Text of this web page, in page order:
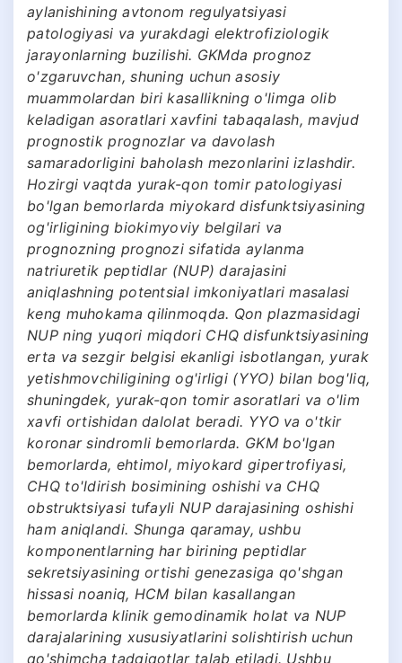
aylanishining avtonom regulyatsiyasi
patologiyasi va yurakdagi elektrofiziologik
jarayonlarning buzilishi. GKMda prognoz
o'zgaruvchan, shuning uchun asosiy
muammolardan biri kasallikning o'limga olib
keladigan asoratlari xavfini tabaqalash, mavjud
prognostik prognozlar va davolash
samaradorligini baholash mezonlarini izlashdir.
Hozirgi vaqtda yurak-qon tomir patologiyasi
bo'lgan bemorlarda miyokard disfunktsiyasining
og'irligining biokimyoviy belgilari va
prognozning prognozi sifatida aylanma
natriuretik peptidlar (NUP) darajasini
aniqlashning potentsial imkoniyatlari masalasi
keng muhokama qilinmoqda. Qon plazmasidagi
NUP ning yuqori miqdori CHQ disfunktsiyasining
erta va sezgir belgisi ekanligi isbotlangan, yurak
yetishmovchiligining og'irligi (YYO) bilan bog'liq,
shuningdek, yurak-qon tomir asoratlari va o'lim
xavfi ortishidan dalolat beradi. YYO va o'tkir
koronar sindromli bemorlarda. GKM bo'lgan
bemorlarda, ehtimol, miyokard gipertrofiyasi,
CHQ to'ldirish bosimining oshishi va CHQ
obstruktsiyasi tufayli NUP darajasining oshishi
ham aniqlandi. Shunga qaramay, ushbu
komponentlarning har birining peptidlar
sekretsiyasining ortishi genezasiga qo'shgan
hissasi noaniq, HCM bilan kasallangan
bemorlarda klinik gemodinamik holat va NUP
darajalarining xususiyatlarini solishtirish uchun
qo'shimcha tadqiqotlar talab etiladi. Ushbu